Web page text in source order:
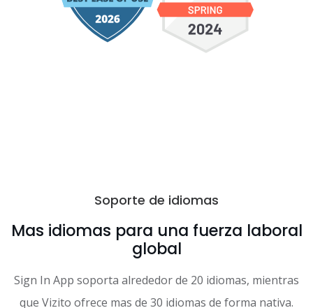
Soporte de idiomas
Mas idiomas para una fuerza laboral
global
Sign In App soporta alrededor de 20 idiomas, mientras
que Vizito ofrece mas de 30 idiomas de forma nativa.